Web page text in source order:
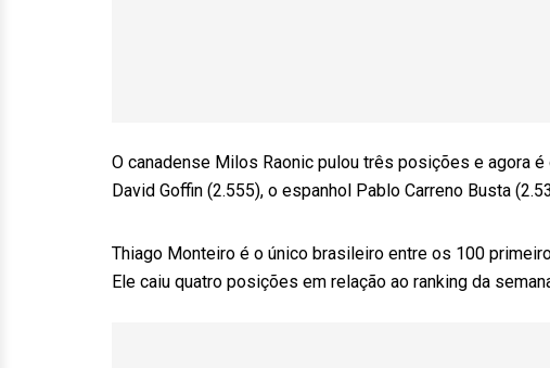
O canadense Milos Raonic pulou três posições e agora
David Goffin (2.555), o espanhol Pablo Carreno Busta
Thiago Monteiro é o único brasileiro entre os 100
Ele caiu quatro posições em relação ao ranking da